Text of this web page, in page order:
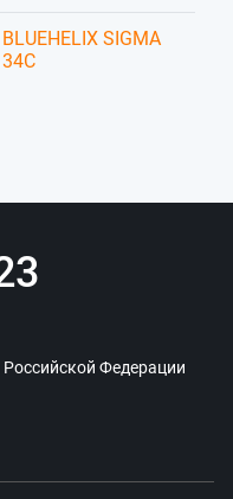
BLUEHELIX SIGMA
34C
Федерации